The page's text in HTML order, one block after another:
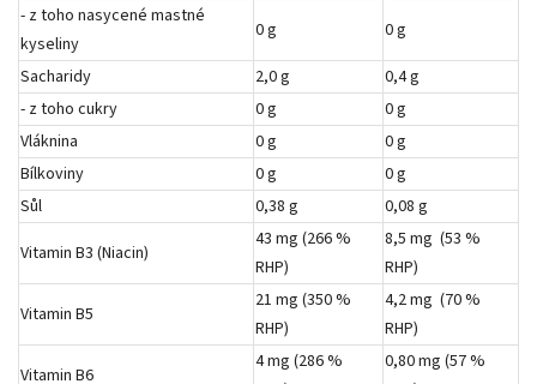
- z toho nasycené mastné
kyseliny
0 g
0 g
Sacharidy
2,0 g
0,4 g
- z toho cukry
0 g
0 g
Vláknina
0 g
0 g
Bílkoviny
0 g
0 g
Sůl
0,38 g
0,08 g
Vitamin B3 (Niacin)
43 mg (266 %
RHP)
8,5 mg (53 %
RHP)
Vitamin B5
21 mg (350 %
RHP)
4,2 mg (70 %
RHP)
Vitamin B6
4 mg (286 %
0,80 mg (57 %